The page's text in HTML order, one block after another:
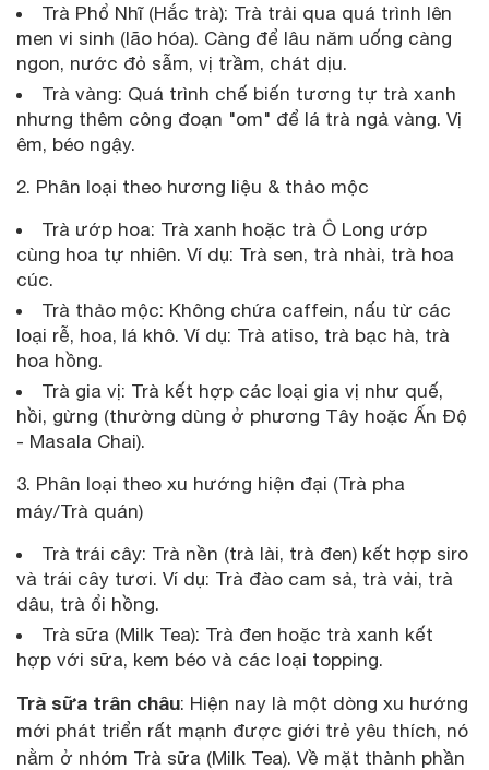
Trà Phổ Nhĩ (Hắc trà): Trà trải qua quá trình lên
men vi sinh (lão hóa). Càng để lâu năm uống càng
ngon, nước đỏ sẫm, vị trầm, chát dịu.
Trà vàng: Quá trình chế biến tương tự trà xanh
nhưng thêm công đoạn "om" để lá trà ngả vàng. Vị
êm, béo ngậy.
2. Phân loại theo hương liệu & thảo mộc
Trà ướp hoa: Trà xanh hoặc trà Ô Long ướp
cùng hoa tự nhiên. Ví dụ: Trà sen, trà nhài, trà hoa
cúc.
Trà thảo mộc: Không chứa caffein, nấu từ các
loại rễ, hoa, lá khô. Ví dụ: Trà atiso, trà bạc hà, trà
hoa hồng.
Trà gia vị: Trà kết hợp các loại gia vị như quế,
hồi, gừng (thường dùng ở phương Tây hoặc Ấn Độ
- Masala Chai).
3. Phân loại theo xu hướng hiện đại (Trà pha
máy/Trà quán)
Trà trái cây: Trà nền (trà lài, trà đen) kết hợp siro
và trái cây tươi. Ví dụ: Trà đào cam sả, trà vải, trà
dâu, trà ổi hồng.
Trà sữa (Milk Tea): Trà đen hoặc trà xanh kết
hợp với sữa, kem béo và các loại topping.
Trà sữa trân châu: Hiện nay là một dòng xu hướng
mới phát triển rất mạnh được giới trẻ yêu thích, nó
nằm ở nhóm Trà sữa (Milk Tea). Về mặt thành phần